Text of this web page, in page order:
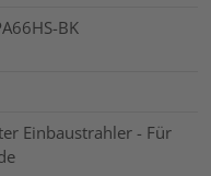
BK
Einbaustrahler - Für